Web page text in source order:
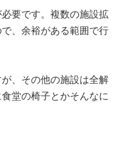
要です。複数の施設拡
、余裕がある範囲で行
、その他の施設は全解
堂の椅子とかそんなに